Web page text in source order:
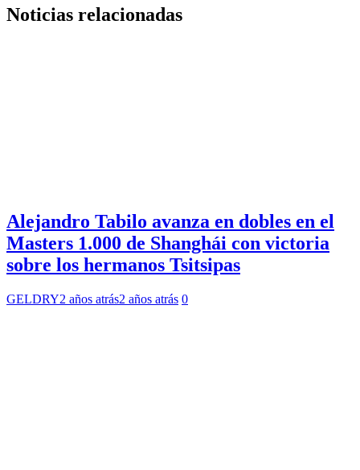
Noticias relacionadas
Alejandro Tabilo avanza en dobles en el
Masters 1.000 de Shanghái con victoria
sobre los hermanos Tsitsipas
GELDRY2 años atrás2 años atrás 0